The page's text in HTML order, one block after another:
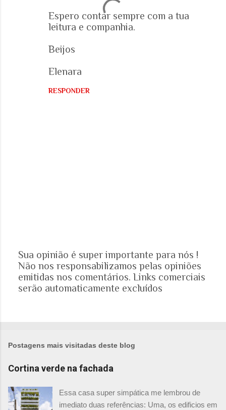
Espero contar sempre com a tua
leitura e companhia.
Beijos
Elenara
RESPONDER
P
o
s
m
o
e
n
Sua opinião é super importante para nós !
Não nos responsabilizamos pelas opiniões
emitidas nos comentários. Links comerciais
serão automaticamente excluídos
Postagens mais visitadas deste blog
Cortina verde na fachada
Essa casa super simpática me lembrou de
imediato duas referências: Uma, os edificios em